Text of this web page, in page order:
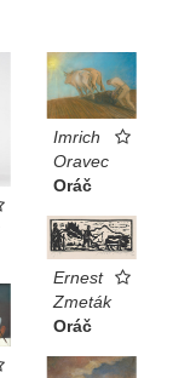
Imrich
Oravec
Oráč
Ernest
Zmeták
Oráč